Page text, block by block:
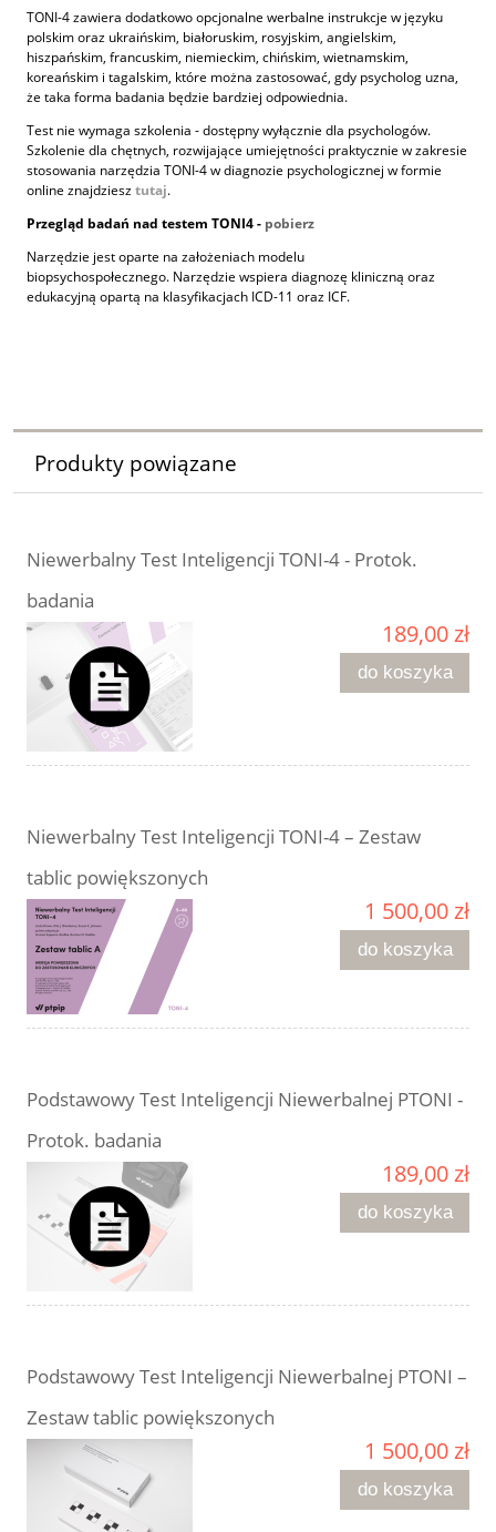
TONI-4 zawiera dodatkowo opcjonalne werbalne instrukcje w języku
polskim oraz ukraińskim, białoruskim, rosyjskim, angielskim,
hiszpańskim, francuskim, niemieckim, chińskim, wietnamskim,
koreańskim i tagalskim, które można zastosować, gdy psycholog uzna,
że taka forma badania będzie bardziej odpowiednia.
Test nie wymaga szkolenia - dostępny wyłącznie dla psychologów.
Szkolenie dla chętnych, rozwijające umiejętności praktycznie w zakresie
stosowania narzędzia TONI-4 w diagnozie psychologicznej w formie
online znajdziesztutaj.
Przegląd badań nad testem TONI4 - pobierz
Narzędzie jest oparte na założeniach modelu
biopsychospołecznego. Narzędzie wspiera diagnozę kliniczną oraz
edukacyjną opartą na klasyfikacjach ICD-11 oraz ICF.
Produkty powiązane
Niewerbalny Test Inteligencji TONI-4 - Protok.
badania
189,00 zł
do koszyka
Niewerbalny Test Inteligencji TONI-4 – Zestaw
tablic powiększonych
1 500,00 zł
do koszyka
Podstawowy Test Inteligencji Niewerbalnej PTONI -
Protok. badania
189,00 zł
do koszyka
Podstawowy Test Inteligencji Niewerbalnej PTONI –
Zestaw tablic powiększonych
1 500,00 zł
do koszyka